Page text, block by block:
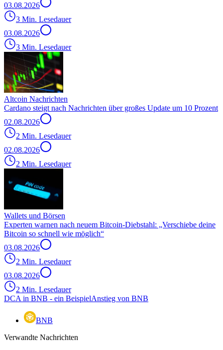
03.08.2026
3 Min. Lesedauer
03.08.2026
3 Min. Lesedauer
Altcoin Nachrichten
Cardano steigt nach Nachrichten über großes Update um 10 Prozent
02.08.2026
2 Min. Lesedauer
02.08.2026
2 Min. Lesedauer
Wallets und Börsen
Experten warnen nach neuem Bitcoin-Diebstahl: „Verschiebe deine
Bitcoin so schnell wie möglich“
03.08.2026
2 Min. Lesedauer
03.08.2026
2 Min. Lesedauer
DCA in BNB - ein BeispielAnstieg von BNB
BNB
Verwandte Nachrichten